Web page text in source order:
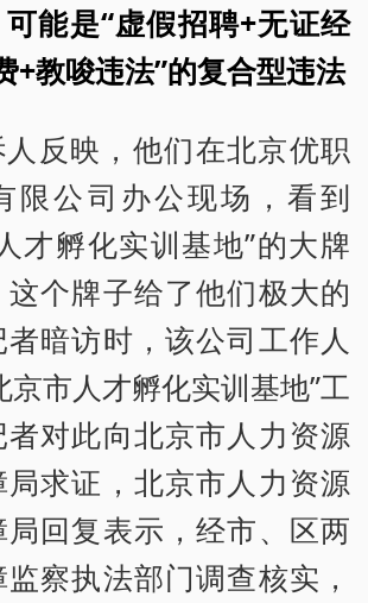
能是“虚假招聘+无证经
+教唆违法”的复合型违法
反映，他们在北京优职
限公司办公现场，看到
才孵化实训基地”的大牌
个牌子给了他们极大的
暗访时，该公司工作人
京市人才孵化实训基地”工
对此向北京市人力资源
求证，北京市人力资源
回复表示，经市、区两
察执法部门调查核实，